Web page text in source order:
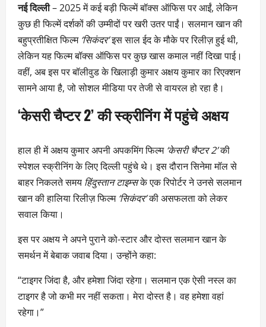
नई दिल्ली– 2025 में कई बड़ी फिल्में बॉक्स ऑफिस पर आईं, लेकिन
कुछ ही फिल्में दर्शकों की उम्मीदों पर खरी उतर पाईं। सलमान खान की
बहुप्रतीक्षित फिल्म ‘सिकंदर’इस साल ईद के मौके पर रिलीज़ हुई थी,
लेकिन यह फिल्म बॉक्स ऑफिस पर कुछ खास कमाल नहीं दिखा पाई।
वहीं, अब इस पर बॉलीवुड के खिलाड़ी कुमार अक्षय कुमार का रिएक्शन
सामने आया है, जो सोशल मीडिया पर तेजी से वायरल हो रहा है।
‘केसरी चैप्टर 2’ की स्क्रीनिंग में पहुंचे अक्षय
हाल ही में अक्षय कुमार अपनी अपकमिंग फिल्म ‘केसरी चैप्टर 2’की
स्पेशल स्क्रीनिंग के लिए दिल्ली पहुंचे थे। इस दौरान सिनेमा मॉल से
बाहर निकलते समय हिंदुस्तान टाइम्सके एक रिपोर्टर ने उनसे सलमान
खान की हालिया रिलीज़ फिल्म ‘सिकंदर’की असफलता को लेकर
सवाल किया।
इस पर अक्षय ने अपने पुराने को-स्टार और दोस्त सलमान खान के
समर्थन में बेबाक जवाब दिया। उन्होंने कहा:
“टाइगर जिंदा है, और हमेशा जिंदा रहेगा। सलमान एक ऐसी नस्ल का
टाइगर है जो कभी मर नहीं सकता। मेरा दोस्त है। वह हमेशा वहां
रहेगा।”